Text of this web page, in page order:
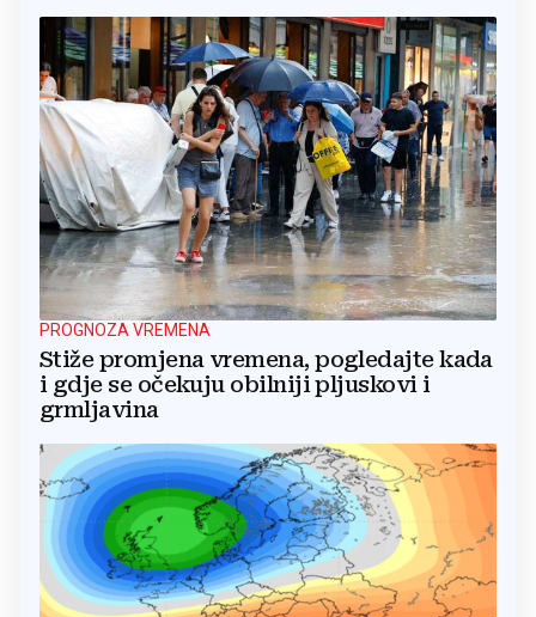
PROGNOZA VREMENA
Stiže promjena vremena, pogledajte kada
i gdje se očekuju obilniji pljuskovi i
grmljavina